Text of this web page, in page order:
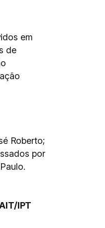
em
de
Roberto;
por
IPT